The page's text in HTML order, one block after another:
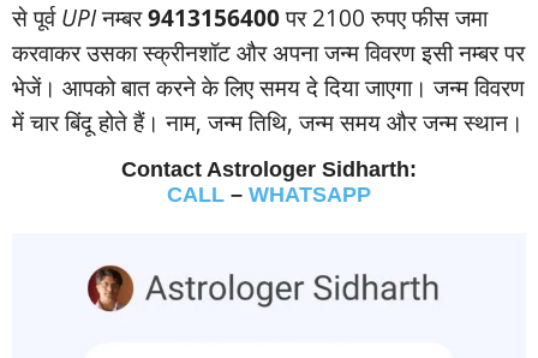
से पूर्वUPIनम्‍बर9413156400पर 2100 रुपए फीस जमा
करवाकर उसका स्‍क्रीनशॉट और अपना जन्‍म विवरण इसी नम्‍बर पर
भेजें। आपको बात करने के लिए समय दे दिया जाएगा। जन्‍म विवरण
में चार बिंदू होते हैं। नाम, जन्‍म तिथि, जन्‍म समय और जन्‍म स्‍थान।
Contact Astrologer Sidharth:
CALL – WHATSAPP